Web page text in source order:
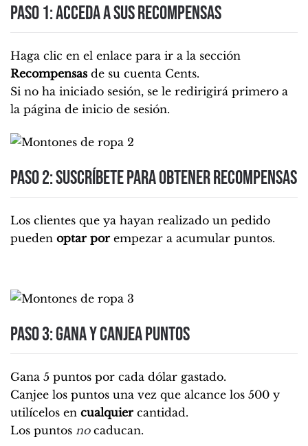
Paso 1: Acceda a sus recompensas
Haga clic en el enlace para ir a la sección
Recompensasde su cuenta Cents.
Si no ha iniciado sesión, se le redirigirá primero a
la página de inicio de sesión.
Paso 2: Suscríbete para obtener recompensas
Los clientes que ya hayan realizado un pedido
pueden optar porempezar a acumular puntos.
Paso 3: Gana y canjea puntos
Gana 5 puntos por cada dólar gastado.
Canjee los puntos una vez que alcance los 500 y
utilícelos en cualquiercantidad.
Los puntos nocaducan.